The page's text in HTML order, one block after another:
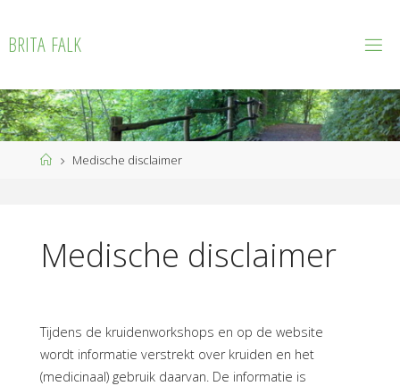
de
BRITA FALK
HomeMedische disclaimer
Medische disclaimer
Tijdens de kruidenworkshops en op de website
wordt informatie verstrekt over kruiden en het
(medicinaal) gebruik daarvan. De informatie is